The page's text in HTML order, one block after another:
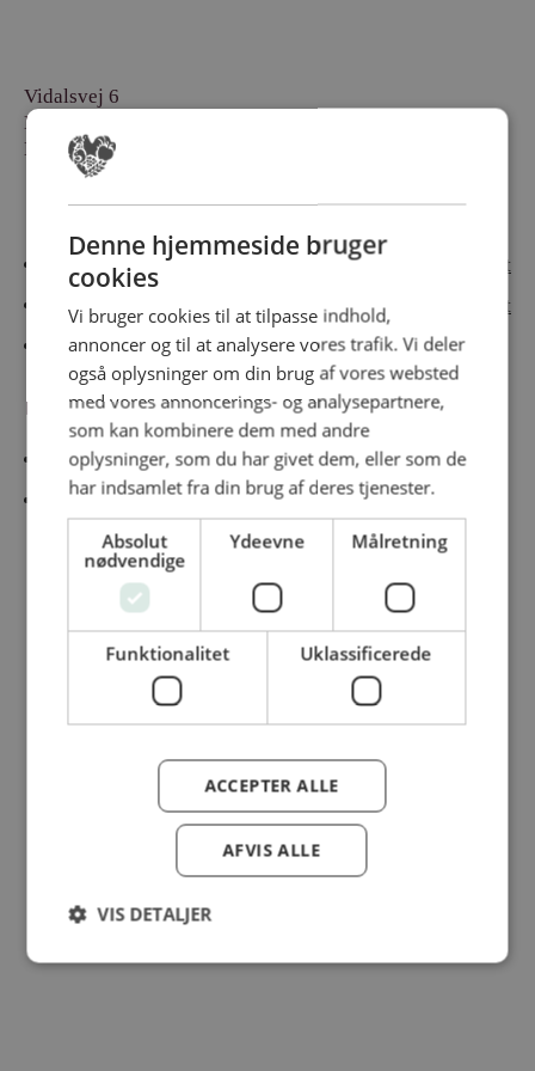
Vidalsvej 6
DK-9230 Svenstrup
Denmark
Cateringmesse Nord
Cateringmesse Midt
Cateringmesse Syd
Cateringmesse Øst
Cateringmesse Thy
Information
Cookiepolitk
Persondatapolitik
© Dansk Cater A/S - All rights reserved
Denne hjemmeside bruger
cookies
Vi bruger cookies til at tilpasse indhold,
annoncer og til at analysere vores trafik. Vi deler
også oplysninger om din brug af vores websted
med vores annoncerings- og analysepartnere,
som kan kombinere dem med andre
oplysninger, som du har givet dem, eller som de
har indsamlet fra din brug af deres tjenester.
Absolut
nødvendige
Ydeevne Målretning
Funktionalitet Uklassificerede
ACCEPTER ALLE
AFVIS ALLE
VIS DETALJER